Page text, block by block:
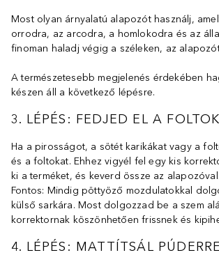
Most olyan árnyalatú alapozót használj,
orrodra, az arcodra, a homlokodra és az
finoman haladj végig a széleken, az
A természetesebb megjelenés érdekében
készen áll a következő lépésre.
3. LÉPÉS: FEDJED EL A
Ha a pirosságot, a sötét karikákat vagy a
és a foltokat. Ehhez vigyél fel egy kis
ki a terméket, és keverd össze az alapozóval.
Fontos: Mindig pöttyöző mozdulatokkal
külső sarkára. Most dolgozzad be a szem
korrektornak köszönhetően frissnek és
4. LÉPÉS: MATTÍTSÁL